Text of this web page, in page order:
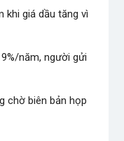
khi giá dầu tăng vì
năm, người gửi
chờ biên bản họp